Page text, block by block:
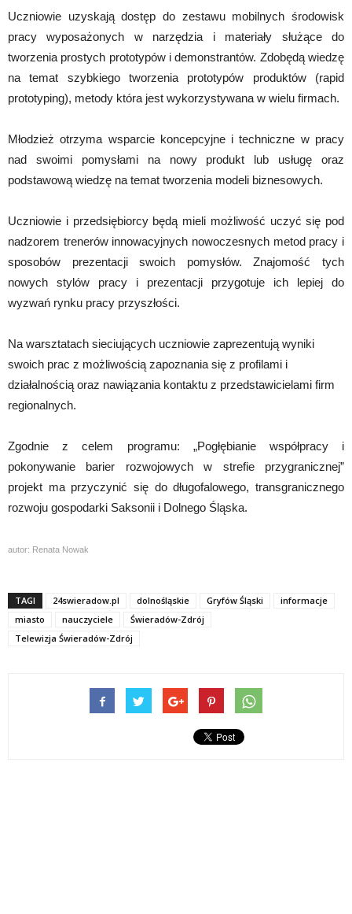
Uczniowie uzyskają dostęp do zestawu mobilnych środowisk
pracy wyposażonych w narzędzia i materiały służące do
tworzenia prostych prototypów i demonstrantów. Zdobędą wiedzę
na temat szybkiego tworzenia prototypów produktów (rapid
prototyping), metody która jest wykorzystywana w wielu firmach.
Młodzież otrzyma wsparcie koncepcyjne i techniczne w pracy
nad swoimi pomysłami na nowy produkt lub usługę oraz
podstawową wiedzę na temat tworzenia modeli biznesowych.
Uczniowie i przedsiębiorcy będą mieli możliwość uczyć się pod
nadzorem trenerów innowacyjnych nowoczesnych metod pracy i
sposobów prezentacji swoich pomysłów. Znajomość tych
nowych stylów pracy i prezentacji przygotuje ich lepiej do
wyzwań rynku pracy przyszłości.
Na warsztatach sieciujących uczniowie zaprezentują wyniki
swoich prac z możliwością zapoznania się z profilami i
działalnością oraz nawiązania kontaktu z przedstawicielami firm
regionalnych.
Zgodnie z celem programu: „Pogłębianie współpracy i
pokonywanie barier rozwojowych w strefie przygranicznej”
projekt ma przyczynić się do długofalowego, transgranicznego
rozwoju gospodarki Saksonii i Dolnego Śląska.
autor: Renata Nowak
TAGI 24swieradow.pl dolnośląskie Gryfów Śląski
informacje
miasto
nauczyciele
Świeradów-Zdrój
Telewizja Świeradów-Zdrój